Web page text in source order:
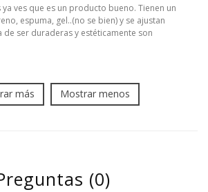
ves que es un producto bueno. Tienen un
espuma, gel..(no se bien) y se ajustan
de ser duraderas y estéticamente son
más Mostrar menos
(0)